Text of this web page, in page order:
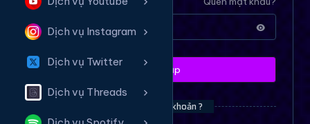
Dịch vụ Instagram
Dịch vụ Twitter
Dịch vụ Threads
Đăng nhập
Bạn chưa có tài khoản ?